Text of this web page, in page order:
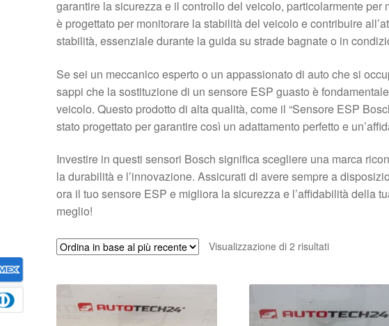
garantire la sicurezza e il controllo del veicolo, particolarmente
è progettato per monitorare la stabilità del veicolo e contribuire
stabilità, essenziale durante la guida su strade bagnate o in
Se sei un meccanico esperto o un appassionato di auto che si
sappi che la sostituzione di un sensore ESP guasto è
veicolo. Questo prodotto di alta qualità, come il “Sensore ESP
stato progettato per garantire così un adattamento perfetto e
Investire in questi sensori Bosch significa scegliere una marca
la durabilità e l’innovazione. Assicurati di avere sempre a
ora il tuo sensore ESP e migliora la sicurezza e l’affidabilità della
meglio!
Visualizzazione di 2 risultatiOrdina
recente